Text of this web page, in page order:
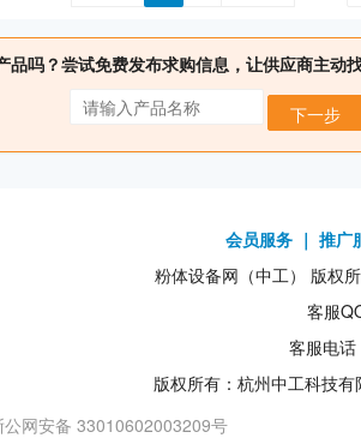
品吗？尝试免费发布求购信息，让供应商主动
下一步
会员服务 ｜ 推广
粉体设备网（中工） 版权
客服
客服电
版权所有：杭州中工科技
公网安备 33010602003209号